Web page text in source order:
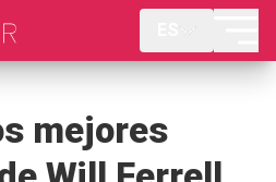
mejores